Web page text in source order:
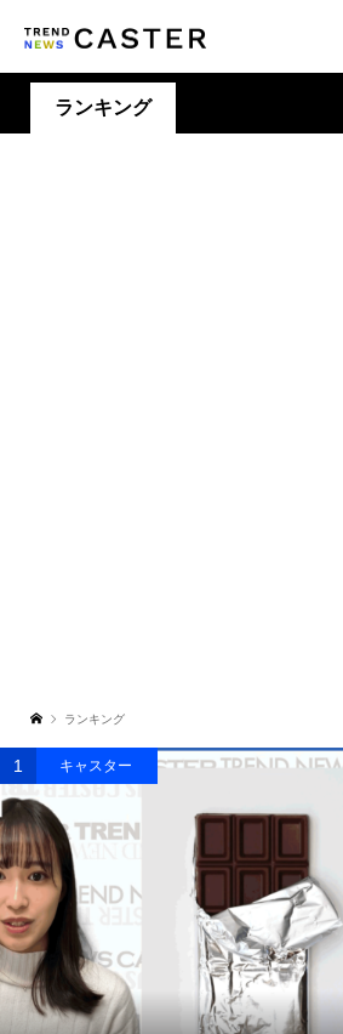
ランキング
ランキング
1 キャスター